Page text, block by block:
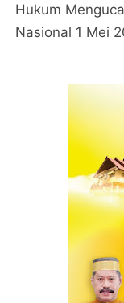
Hukum
Nasional 1 Mei